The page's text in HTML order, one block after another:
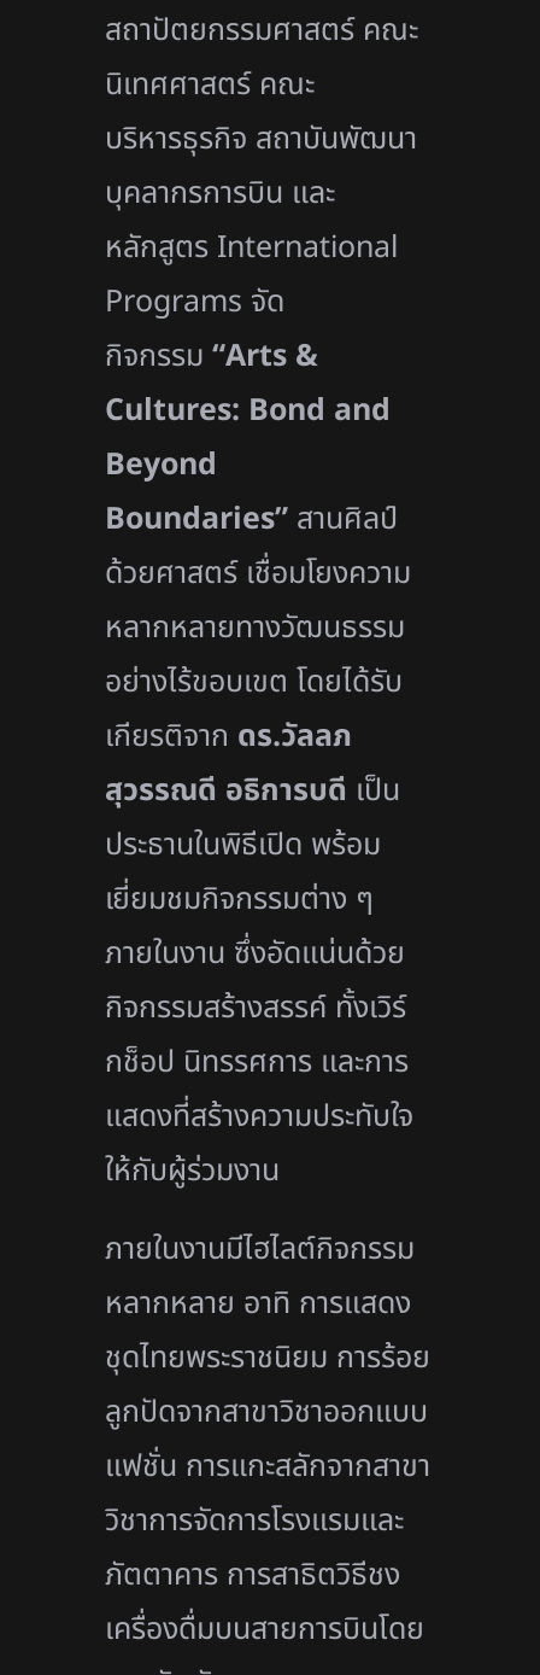
สถาปัตยกรรมศาสตร์ คณะ
นิเทศศาสตร์ คณะ
บริหารธุรกิจ สถาบันพัฒนา
บุคลากรการบิน และ
หลักสูตร International
Programs จัด
กิจกรรม“Arts &
Cultures: Bond and
Beyond
Boundaries” สานศิลป์
ด้วยศาสตร์ เชื่อมโยงความ
หลากหลายทางวัฒนธรรม
อย่างไร้ขอบเขต โดยได้รับ
เกียรติจาก ดร.วัลลภ
สุวรรณดี อธิการบดี เป็น
ประธานในพิธีเปิด พร้อม
เยี่ยมชมกิจกรรมต่าง ๆ
ภายในงาน ซึ่งอัดแน่นด้วย
กิจกรรมสร้างสรรค์ ทั้งเวิร์
กช็อป นิทรรศการ และการ
แสดงที่สร้างความประทับใจ
ให้กับผู้ร่วมงาน
ภายในงานมีไฮไลต์กิจกรรม
หลากหลาย อาทิ การแสดง
ชุดไทยพระราชนิยม การร้อย
ลูกปัดจากสาขาวิชาออกแบบ
แฟชั่น การแกะสลักจากสาขา
วิชาการจัดการโรงแรมและ
ภัตตาคาร การสาธิตวิธีชง
เครื่องดื่มบนสายการบินโดย